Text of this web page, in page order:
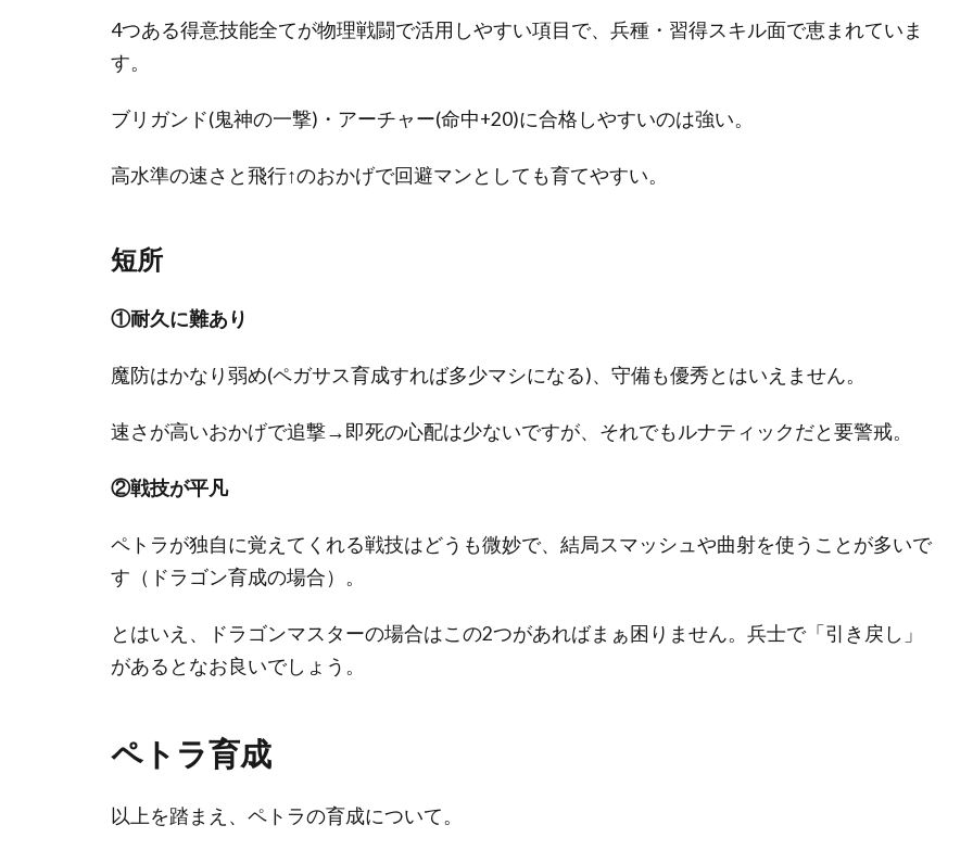
4つある得意技能全てが物理戦闘で活用しやすい項目で、兵種・習得スキル面で恵まれていま
す。
ブリガンド(鬼神の一撃)・アーチャー(命中+20)に合格しやすいのは強い。
高水準の速さと飛行↑のおかげで回避マンとしても育てやすい。
短所
①耐久に難あり
魔防はかなり弱め(ペガサス育成すれば多少マシになる)、守備も優秀とはいえません。
速さが高いおかげで追撃→即死の心配は少ないですが、それでもルナティックだと要警戒。
②戦技が平凡
ペトラが独自に覚えてくれる戦技はどうも微妙で、結局スマッシュや曲射を使うことが多いで
す（ドラゴン育成の場合）。
とはいえ、ドラゴンマスターの場合はこの2つがあればまぁ困りません。兵士で「引き戻し」
があるとなお良いでしょう。
ペトラ育成
以上を踏まえ、ペトラの育成について。